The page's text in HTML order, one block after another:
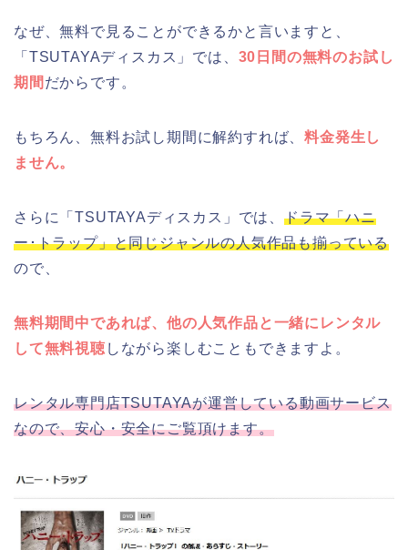
なぜ、無料で見ることができるかと言いますと、
「TSUTAYAディスカス」では、 30日間の無料のお試し
期間 だからです。
もちろん、無料お試し期間に解約すれば、料金発生し
ません。
さらに「TSUTAYAディスカス」では、 ドラマ「ハニ
ー･トラップ」と同じジャンルの人気作品も揃っている
ので、
無料期間中であれば、他の人気作品と一緒にレンタル
して無料視聴 しながら楽しむこともできますよ。
レンタル専門店TSUTAYAが運営している動画サービス
なので、安心・安全にご覧頂けます。